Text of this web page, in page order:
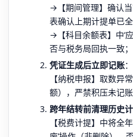
→【期间管理】确认
表确认上期计提单已
→【科目余额表】中‘
否与税务局回执一致；
凭证生成后立即记账
【纳税申报】取数异
额），严禁积压未记账
跨年结转前清理历史
【税费计提】中将全